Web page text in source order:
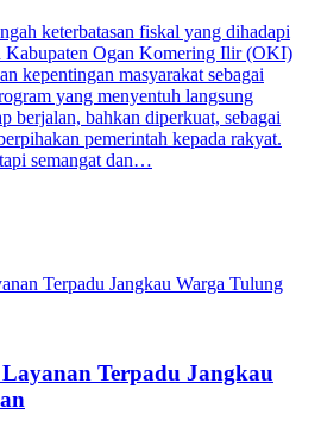
keterbatasan fiskal yang dihadapi
Kabupaten Ogan Komering Ilir (OKI)
kepentingan masyarakat sebagai
yang menyentuh langsung
berjalan, bahkan diperkuat, sebagai
pemerintah kepada rakyat.
semangat dan…
Terpadu Jangkau